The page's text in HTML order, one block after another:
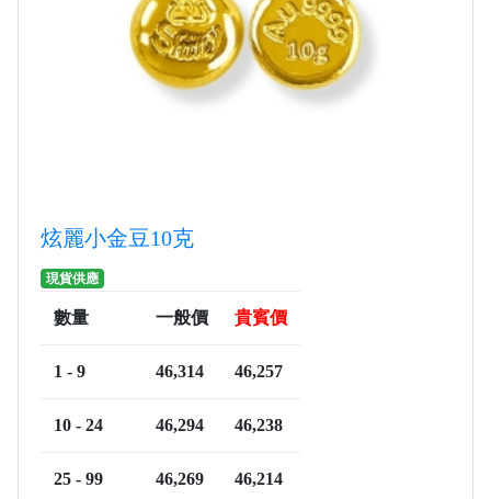
炫麗小金豆10克
現貨供應
數量 一般價 貴賓價
1 - 9 46,314 46,257
10 - 24 46,294 46,238
25 - 99 46,269 46,214